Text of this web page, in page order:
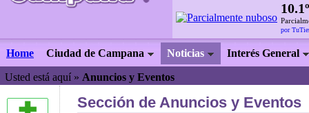
por
Home Ciudad de Campana Noticias Interés General
Usted está aquí » Anuncios y Eventos
Sección de Anuncios y Eventos